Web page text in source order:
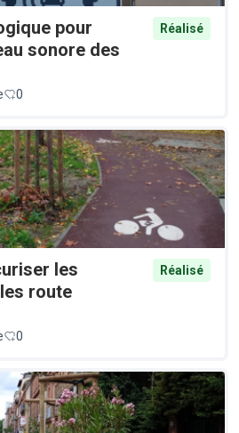
pour
sonore des
Réalisé
0
les
route
Réalisé
0